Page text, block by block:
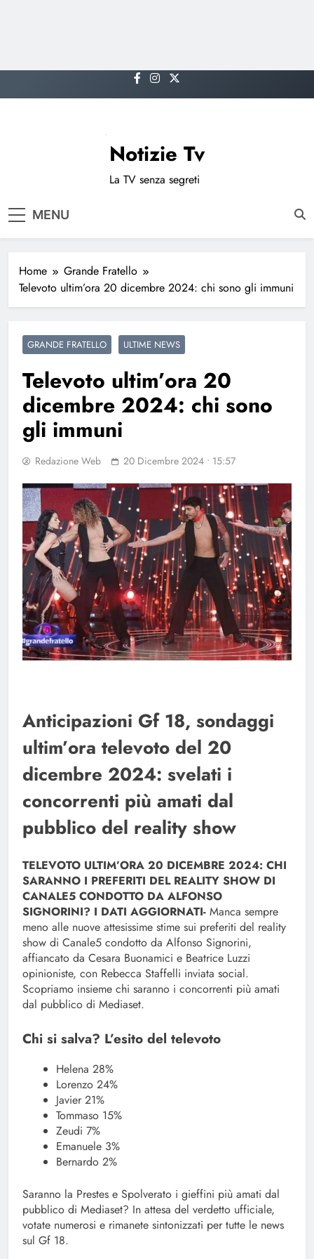
to
Notizie Tv
La TV senza segreti
MENU
Home
Grande Fratello
Televoto ultim’ora 20 dicembre 2024: chi sono gli immuni
GRANDE FRATELLO ULTIME NEWS
Televoto ultim’ora 20
dicembre 2024: chi sono
gli immuni
Redazione Web 20 Dicembre 2024 • 15:57
Anticipazioni Gf 18, sondaggi
ultim’ora televoto del 20
dicembre 2024: svelati i
concorrenti più amati dal
pubblico del reality show
TELEVOTO ULTIM’ORA 20 DICEMBRE 2024: CHI
SARANNO I PREFERITI DEL REALITY SHOW DI
CANALE5 CONDOTTO DA ALFONSO
SIGNORINI? I DATI AGGIORNATI- Manca sempre
meno alle nuove attesissime stime sui preferiti del reality
show di Canale5 condotto da Alfonso Signorini,
affiancato da Cesara Buonamici e Beatrice Luzzi
opinioniste, con Rebecca Staffelli inviata social.
Scopriamo insieme chi saranno i concorrenti più amati
dal pubblico di Mediaset.
Chi si salva? L’esito del televoto
Helena 28%
Lorenzo 24%
Javier 21%
Tommaso 15%
Zeudi 7%
Emanuele 3%
Bernardo 2%
Saranno la Prestes e Spolverato i gieffini più amati dal
pubblico di Mediaset? In attesa del verdetto ufficiale,
votate numerosi e rimanete sintonizzati per tutte le news
sul Gf 18.